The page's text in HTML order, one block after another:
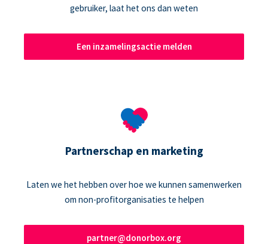
gebruiker, laat het ons dan weten
Een inzamelingsactie melden
Partnerschap en marketing
Laten we het hebben over hoe we kunnen samenwerken
om non-profitorganisaties te helpen
partner@donorbox.org